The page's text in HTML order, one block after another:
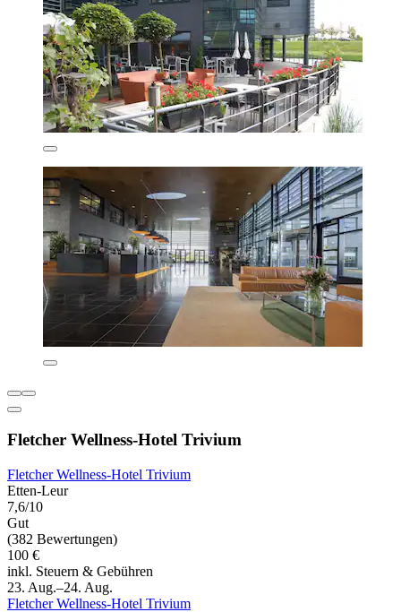
Fletcher Wellness-Hotel Trivium
Fletcher Wellness-Hotel Trivium
Etten-Leur
7,6/10
Gut
(382 Bewertungen)
100 €
inkl. Steuern & Gebühren
23. Aug.–24. Aug.
Fletcher Wellness-Hotel Trivium